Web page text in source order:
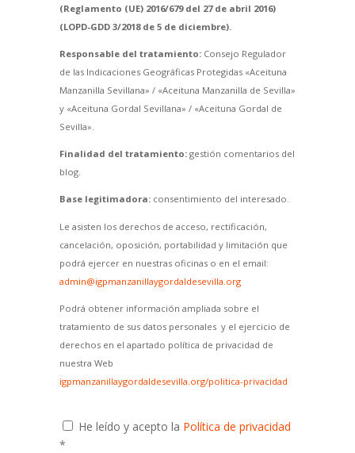
(Reglamento (UE) 2016/679 del 27 de abril 2016)
(LOPD-GDD 3/2018 de 5 de diciembre).
Responsable del tratamiento:Consejo Regulador
de las Indicaciones Geográficas Protegidas «Aceituna
Manzanilla Sevillana» / «Aceituna Manzanilla de Sevilla»
y «Aceituna Gordal Sevillana» / «Aceituna Gordal de
Sevilla».
Finalidad del tratamiento:gestión comentarios del
blog.
Base legitimadora:consentimiento del interesado.
Le asisten los derechos de acceso, rectificación,
cancelación, oposición, portabilidad y limitación que
podrá ejercer en nuestras oficinas o en el email:
admin@igpmanzanillaygordaldesevilla.org
Podrá obtener información ampliada sobre el
tratamiento de sus datos personales y el ejercicio de
derechos en el apartado política de privacidad de
nuestra Web
igpmanzanillaygordaldesevilla.org/politica-privacidad
He leído y acepto la Política de privacidad
*